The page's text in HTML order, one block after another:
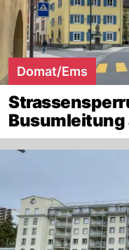
Domat/Ems
Busumleitung